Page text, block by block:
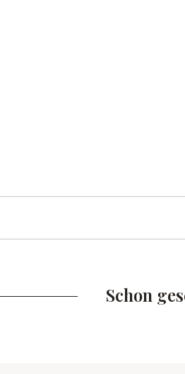
Schon